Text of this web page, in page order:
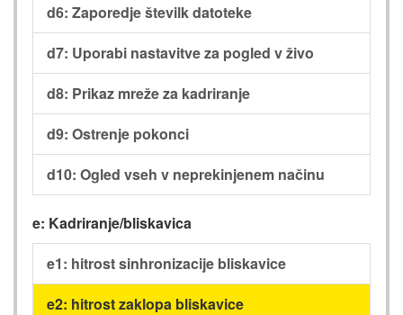
d6: Zaporedje številk datoteke
d7: Uporabi nastavitve za pogled v živo
d8: Prikaz mreže za kadriranje
d9: Ostrenje pokonci
d10: Ogled vseh v neprekinjenem načinu
e: Kadriranje/bliskavica
e1: hitrost sinhronizacije bliskavice
e2: hitrost zaklopa bliskavice